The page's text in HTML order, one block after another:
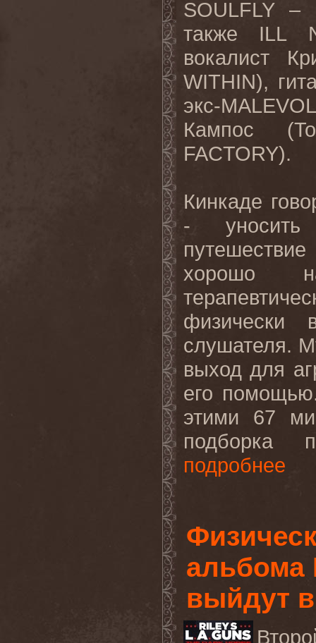
SOULFLY –
также ILL
вокалист
WITHIN),
экс-
Кампос
FACTORY).
Кинкаде
- уносить
хорошо
физически
слушателя.
выход для
его
этими 67
подборка
подробнее
альбома
выйдут в